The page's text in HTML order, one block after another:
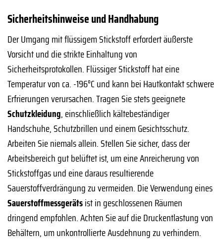
Sicherheitshinweise und Handhabung
Der Umgang mit flüssigem Stickstoff erfordert äußerste
Vorsicht und die strikte Einhaltung von
Sicherheitsprotokollen. Flüssiger Stickstoff hat eine
Temperatur von ca. -196°C und kann bei Hautkontakt schwere
Erfrierungen verursachen. Tragen Sie stets geeignete
Schutzkleidung, einschließlich kältebeständiger
Handschuhe, Schutzbrillen und einem Gesichtsschutz.
Arbeiten Sie niemals allein. Stellen Sie sicher, dass der
Arbeitsbereich gut belüftet ist, um eine Anreicherung von
Stickstoffgas und eine daraus resultierende
Sauerstoffverdrängung zu vermeiden. Die Verwendung eines
Sauerstoffmessgerätsist in geschlossenen Räumen
dringend empfohlen. Achten Sie auf die Druckentlastung von
Behältern, um unkontrollierte Ausdehnung zu verhindern.